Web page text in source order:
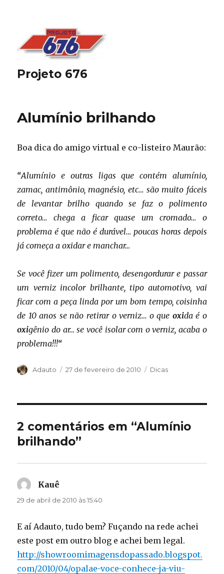
Projeto 676
Alumínio brilhando
Boa dica do amigo virtual e co-listeiro Maurão:
“Alumínio e outras ligas que contém alumínio,
zamac, antimônio, magnésio, etc… são muito fáceis
de levantar brilho quando se faz o polimento
correto… chega a ficar quase um cromado… o
problema é que não é durável… poucas horas depois
já começa a oxidar e manchar…
Se você fizer um polimento, desengordurar e passar
um verniz incolor brilhante, tipo automotivo, vai
ficar com a peça linda por um bom tempo, coisinha
de 10 anos se não retirar o verniz… o que oxida é o
oxigênio do ar… se você isolar com o verniz, acaba o
problema!!!“
Autor
Adauto
Publicado
27 de fevereiro de 2010 Categorias
Dicas
2 comentários em “Alumínio
brilhando”
Kauê
29 de abril de 2010 às 15:40
E aí Adauto, tudo bem? Fuçando na rede achei
este post em outro blog e achei bem legal.
http://showroomimagensdopassado.blogspot.
com/2010/04/opalae-voce-conhece-ja-viu-